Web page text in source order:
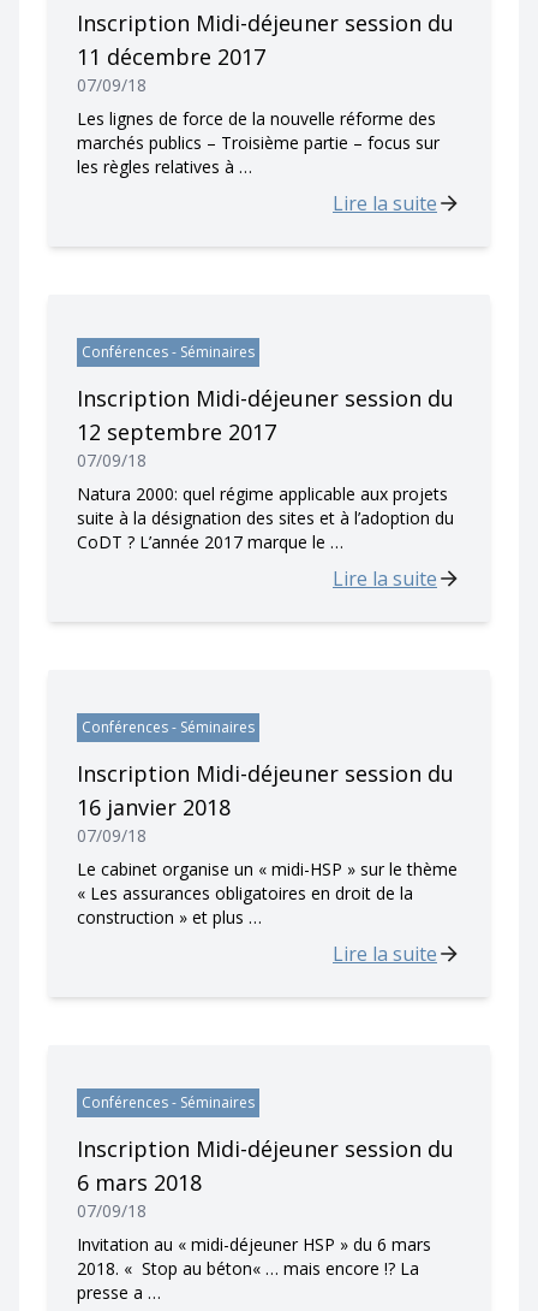
Inscription Midi-déjeuner session du
11 décembre 2017
07/09/18
Les lignes de force de la nouvelle réforme des
marchés publics – Troisième partie – focus sur
les règles relatives à …
Lire la suite
Conférences - Séminaires
Inscription Midi-déjeuner session du
12 septembre 2017
07/09/18
Natura 2000: quel régime applicable aux projets
suite à la désignation des sites et à l’adoption du
CoDT ? L’année 2017 marque le …
Lire la suite
Conférences - Séminaires
Inscription Midi-déjeuner session du
16 janvier 2018
07/09/18
Le cabinet organise un « midi-HSP » sur le thème
« Les assurances obligatoires en droit de la
construction » et plus …
Lire la suite
Conférences - Séminaires
Inscription Midi-déjeuner session du
6 mars 2018
07/09/18
Invitation au « midi-déjeuner HSP » du 6 mars
2018. « Stop au béton« … mais encore !? La
presse a …